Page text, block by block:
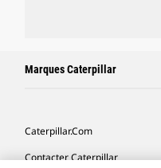
Marques Caterpillar
Caterpillar.com
Contacter Caterpillar